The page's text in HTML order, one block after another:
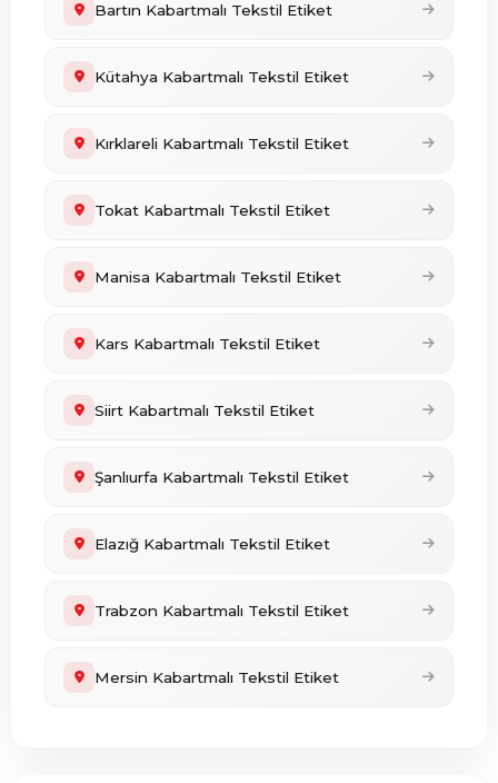
Bartın Kabartmalı Tekstil Etiket
Kütahya Kabartmalı Tekstil Etiket
Kırklareli Kabartmalı Tekstil Etiket
Tokat Kabartmalı Tekstil Etiket
Manisa Kabartmalı Tekstil Etiket
Kars Kabartmalı Tekstil Etiket
Siirt Kabartmalı Tekstil Etiket
Şanlıurfa Kabartmalı Tekstil Etiket
Elazığ Kabartmalı Tekstil Etiket
Trabzon Kabartmalı Tekstil Etiket
Mersin Kabartmalı Tekstil Etiket